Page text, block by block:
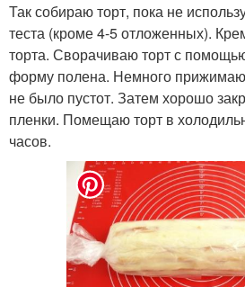
Так собираю торт, пока не
теста (кроме 4-5 отложенных).
торта. Сворачиваю торт с
форму полена. Немного прижимаю
не было пустот. Затем хорошо
пленки. Помещаю торт в
часов.